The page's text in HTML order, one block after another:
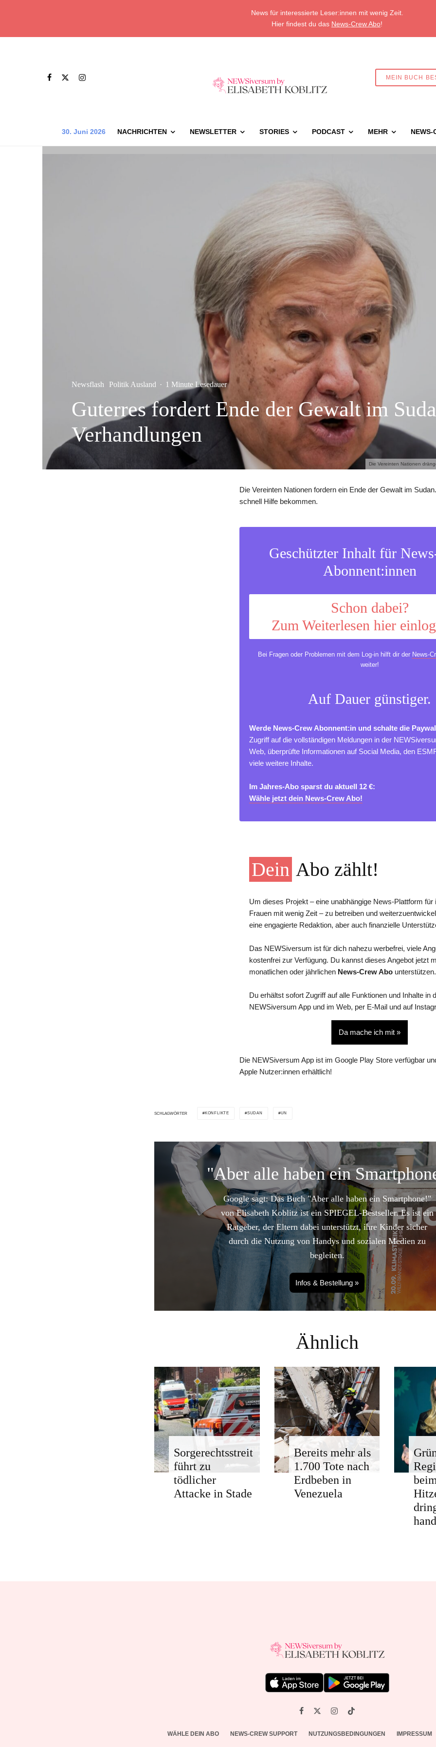
News für interessierte Leser:innen mit wenig Zeit.
Hier findest du das News-Crew Abo!
MEIN BUCH
30. Juni 2026 NACHRICHTEN NEWSLETTER STORIES PODCAST MEHR NEWS-
Die Vereinten Nationen
Newsflash Politik Ausland · 1 Minute Lesedauer
Guterres fordert Ende der Gewalt im
Verhandlungen
Die Vereinten Nationen fordern ein Ende der Gewalt im
schnell Hilfe bekommen.
Geschützter Inhalt für
Abonnent:innen
Schon dabei?
Zum Weiterlesen hier
Bei Fragen oder Problemen mit dem Log-in hilft dir der News-
weiter!
Auf Dauer günstiger.
Werde News-Crew Abonnent:in und schalte die
Zugriff auf die vollständigen Meldungen in der
Web, überprüfte Informationen auf Social Media, den
viele weitere Inhalte.
Im Jahres-Abo sparst du aktuell 12 €:
Wähle jetzt dein News-Crew Abo!
Dein Abo zählt!
Um dieses Projekt – eine unabhängige News-Plattform für
Frauen mit wenig Zeit – zu betreiben und
eine engagierte Redaktion, aber auch finanzielle
Das NEWSiversum ist für dich nahezu werbefrei, viele
kostenfrei zur Verfügung. Du kannst dieses Angebot jetzt
monatlichen oder jährlichen News-Crew Abo unterstützen.
Du erhältst sofort Zugriff auf alle Funktionen und Inhalte in
NEWSiversum App und im Web, per E-Mail und auf
Da mache ich mit »
Die NEWSiversum App ist im Google Play Store verfügbar
Apple Nutzer:innen erhältlich!
SCHLAGWÖRTER KONFLIKTE SUDAN UN
"Aber alle haben ein
Google sagt: Das Buch "Aber alle haben ein Smartphone!"
von Elisabeth Koblitz ist ein SPIEGEL-Bestseller. Es ist ein
Ratgeber, der Eltern dabei unterstützt, ihre Kinder sicher
durch die Nutzung von Handys und sozialen Medien zu
begleiten.
Infos & Bestellung »
Ähnlich
Sorgerechtsstreit
führt zu
tödlicher
Attacke in Stade
Bereits mehr als
1.700 Tote nach
Erdbeben in
Venezuela
WÄHLE DEIN ABO NEWS-CREW SUPPORT NUTZUNGSBEDINGUNGEN IMPRESSUM